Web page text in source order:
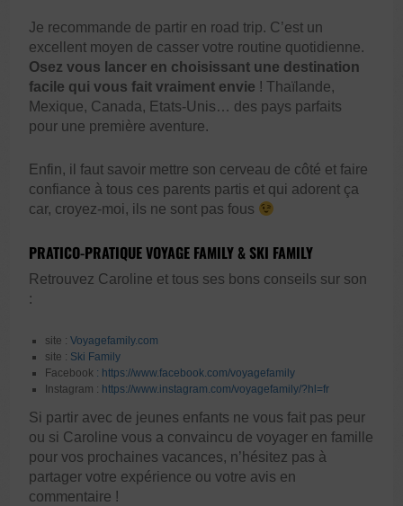
Je recommande de partir en road trip. C’est un
excellent moyen de casser votre routine quotidienne.
Osez vous lancer en choisissant une destination
facile qui vous fait vraiment envie ! Thaïlande,
Mexique, Canada, Etats-Unis… des pays parfaits
pour une première aventure.
Enfin, il faut savoir mettre son cerveau de côté et faire
confiance à tous ces parents partis et qui adorent ça
car, croyez-moi, ils ne sont pas fous
PRATICO-PRATIQUE VOYAGE FAMILY & SKI FAMILY
Retrouvez Caroline et tous ses bons conseils sur son
:
site :Voyagefamily.com
site : Ski Family
Facebook : https://www.facebook.com/voyagefamily
Instagram : https://www.instagram.com/voyagefamily/?hl=fr
Si partir avec de jeunes enfants ne vous fait pas peur
ou si Caroline vous a convaincu de voyager en famille
pour vos prochaines vacances, n’hésitez pas à
partager votre expérience ou votre avis en
commentaire !